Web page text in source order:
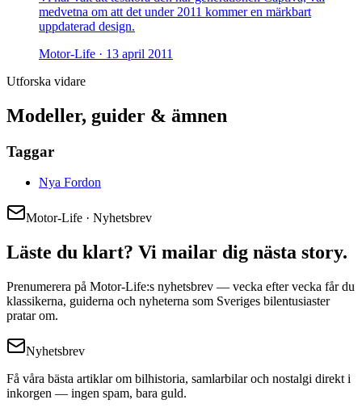
medvetna om att det under 2011 kommer en märkbart
uppdaterad design.
Motor-Life · 13 april 2011
Utforska vidare
Modeller, guider & ämnen
Taggar
Nya Fordon
Motor-Life · Nyhetsbrev
Läste du klart? Vi mailar dig nästa story.
Prenumerera på Motor-Life:s nyhetsbrev — vecka efter vecka får du
klassikerna, guiderna och nyheterna som Sveriges bilentusiaster
pratar om.
Nyhetsbrev
Få våra bästa artiklar om bilhistoria, samlarbilar och nostalgi direkt i
inkorgen — ingen spam, bara guld.